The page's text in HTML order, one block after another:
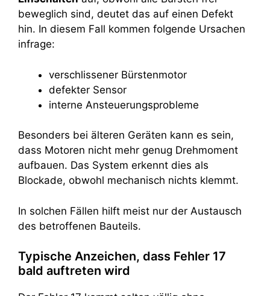
beweglich sind, deutet das auf einen Defekt
hin. In diesem Fall kommen folgende Ursachen
infrage:
verschlissener Bürstenmotor
defekter Sensor
interne Ansteuerungsprobleme
Besonders bei älteren Geräten kann es sein,
dass Motoren nicht mehr genug Drehmoment
aufbauen. Das System erkennt dies als
Blockade, obwohl mechanisch nichts klemmt.
In solchen Fällen hilft meist nur der Austausch
des betroffenen Bauteils.
Typische Anzeichen, dass Fehler 17
bald auftreten wird